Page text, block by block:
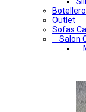
Outlet
Sofas
Salon